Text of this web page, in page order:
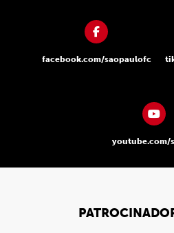
facebook.com/saopaulofc
youtube.com/